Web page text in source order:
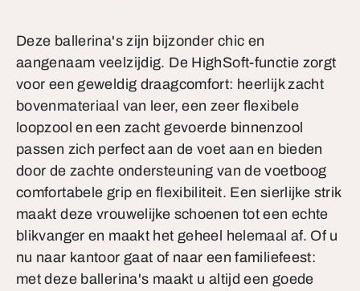
Deze ballerina's zijn bijzonder chic en
aangenaam veelzijdig. De HighSoft-functie zorgt
voor een geweldig draagcomfort: heerlijk zacht
bovenmateriaal van leer, een zeer flexibele
loopzool en een zacht gevoerde binnenzool
passen zich perfect aan de voet aan en bieden
door de zachte ondersteuning van de voetboog
comfortabele grip en flexibiliteit. Een sierlijke strik
maakt deze vrouwelijke schoenen tot een echte
blikvanger en maakt het geheel helemaal af. Of u
nu naar kantoor gaat of naar een familiefeest:
met deze ballerina's maakt u altijd een goede